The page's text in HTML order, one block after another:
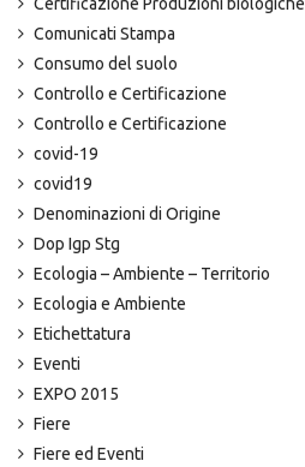
Comunicati Stampa
Consumo del suolo
Controllo e Certificazione
Controllo e Certificazione
covid-19
covid19
Denominazioni di Origine
Dop Igp Stg
Ecologia – Ambiente – Territorio
Ecologia e Ambiente
Etichettatura
Eventi
EXPO 2015
Fiere
Fiere ed Eventi